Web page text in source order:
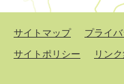
サイトマップ プライ
サイトポリシー
リン